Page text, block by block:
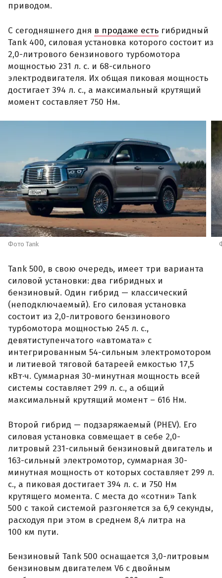
приводом.
С сегодняшнего дня в продаже есть гибридный
Tank 400, силовая установка которого состоит из
2,0-литрового бензинового турбомотора
мощностью 231 л. с. и 68-сильного
электродвигателя. Их общая пиковая мощность
достигает 394 л. с., а максимальный крутящий
момент составляет 750 Нм.
Фото Tank
Tank 500, в свою очередь, имеет три варианта
силовой установки: два гибридных и
бензиновый. Один гибрид — классический
(неподключаемый). Его силовая установка
состоит из 2,0-литрового бензинового
турбомотора мощностью 245 л. с.,
девятиступенчатого «автомата» с
интегрированным 54-сильным электромотором
и литиевой тяговой батареей емкостью 17,5
кВт·ч. Суммарная 30-минутная мощность всей
системы составляет 299 л. с., а общий
максимальный крутящий момент – 616 Нм.
Второй гибрид — подзаряжаемый (PHEV). Его
силовая установка совмещает в себе 2,0-
литровый 231-сильный бензиновый двигатель и
163-сильный электромотор, суммарная 30-
минутная мощность от которых составляет 299 л.
с., а пиковая достигает 394 л. с. и 750 Нм
крутящего момента. С места до «сотни» Tank
500 с такой системой разгоняется за 6,9 секунды,
расходуя при этом в среднем 8,4 литра на
100 км пути.
Бензиновый Tank 500 оснащается 3,0-литровым
бензиновым двигателем V6 с двойным